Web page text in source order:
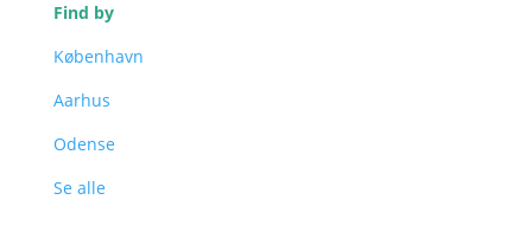
Find by
København
Aarhus
Odense
Se alle